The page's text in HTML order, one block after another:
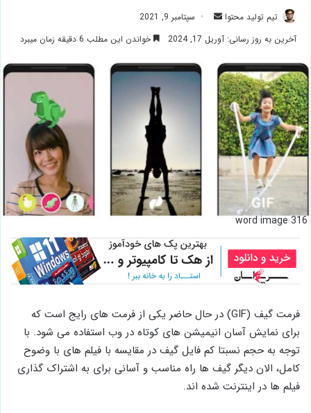
تیم تولید محتوا
ارسال
ایمیل
سپتامبر 9, 2021
آخرین به روز رسانی: آوریل 17, 2024
خواندن این مطلب 6 دقیقه زمان میبرد
word image 316
فرمت گیف (GIF) در حال حاضر یکی از فرمت های رایج است که
برای نمایش آسان انیمیشن های کوتاه در وب استفاده می شود. با
توجه به حجم نسبتا کم فایل گیف در مقایسه با فیلم های با وضوح
کامل، الان دیگر گیف ها راه مناسب و آسانی برای به اشتراک گذاری
فیلم ها در اینترنت شده اند.